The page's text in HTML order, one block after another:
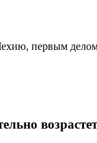
первым
возрастет